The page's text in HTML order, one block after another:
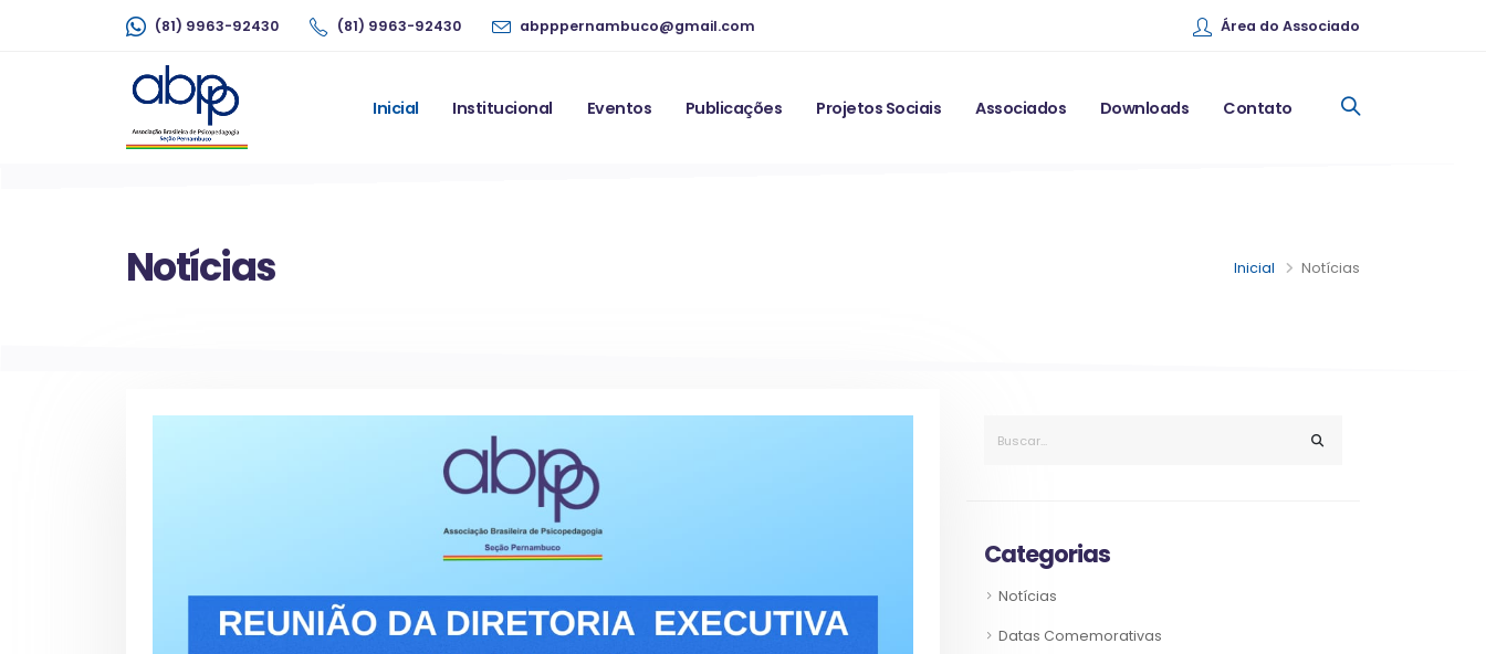
(81) 9963-92430 (81) 9963-92430 abpppernambuco@gmail.com Área do Associado
Inicial Institucional Eventos Publicações Projetos Sociais Associados Downloads Contato
Notícias Inicial Notícias
Categorias
Notícias
Datas Comemorativas